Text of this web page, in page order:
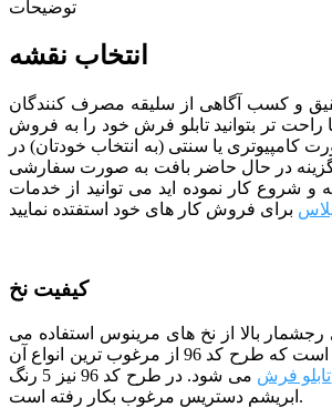
توضیحات
انتخاب نقشه
و کسب آگاهی از سلیقه مصرف کنندگان
تر بتوانید تابلو فرش خود را به فروش
فرش کد 96 نیز یک نمونه از آنها میباشد. این نقشه بصورت کامپیوتری یا سنتی (به انتخاب خودتان) در
گزینه در حال حاضر بافت به صورت سفارشی
و شروع کار نموده اید می توانید از خدمات
کیفیت نخ
بالا از نخ های مرینوس استفاده می
شود. مرینوس نام نوعی نژاد گوسفند خارجی است که دارای پشمی بسیار ظریف می باشد. در حال حاضر نخ های مرینوس با سطوح کیفی مختلف در بازار موجود است که طرح کد 96 از مرغوب ترین انواع آن
تابلو فرش
می شود. در طرح کد 96 نیز 5 رنگ
ابریشم دستریس مرغوب بکار رفته است.